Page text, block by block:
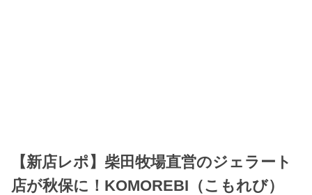
【新店レポ】柴田牧場直営のジェラート
店が秋保に！KOMOREBI（こもれび）